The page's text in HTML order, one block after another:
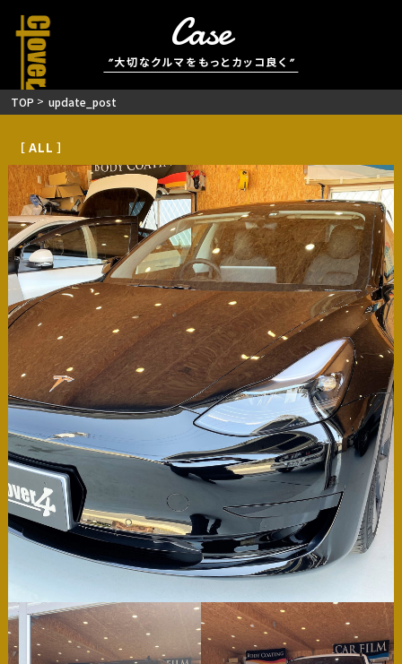
［ 私たちについて ］
Service
［ サービス ］
Case
［ 施工事例 ］
Owner's Journal
［ オーナーズジャーナル ］
ShopInfo
［ 店舗情報 ］
0744-48-0440
営業時間 10:00 - 19:00
Case
”大切なクルマをもっとカッコ良く”
TOP update_post